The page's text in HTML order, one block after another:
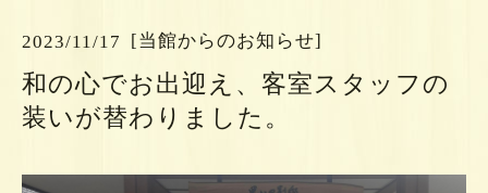
2023/11/17 [当館からのお知らせ]
和の心でお出迎え、客室スタッフの
装いが替わりました。